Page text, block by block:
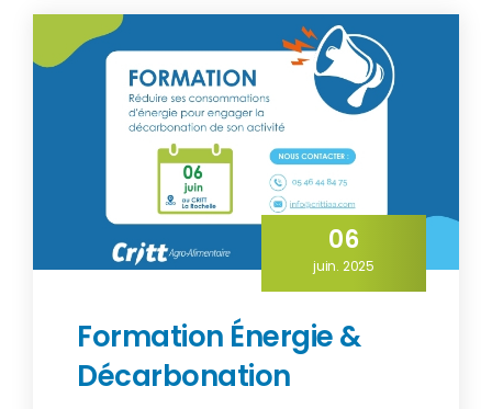
06
juin. 2025
Formation Énergie &
Décarbonation